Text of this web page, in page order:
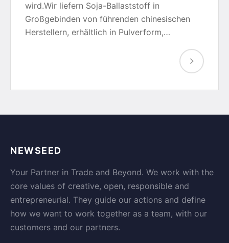
wird.Wir liefern Soja-Ballaststoff in
Großgebinden von führenden chinesischen
Herstellern, erhältlich in Pulverform,…
NEWSEED
Your Partner in Trade and Beyond. We work with the
core values of creative, open, responsible and
entrepreneurial. They guide our actions and define
how we want to work together as a team, with our
customers and our partners.